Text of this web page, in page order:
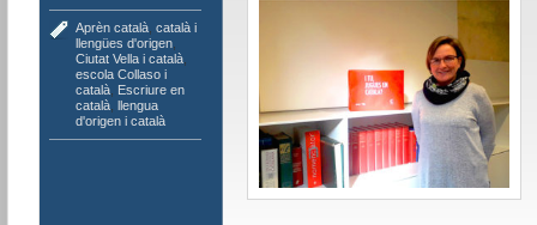
Aprèn català, català i
llengües d'origen,
Ciutat Vella i català,
escola Collaso i
català, Escriure en
català, llengua
d'origen i català